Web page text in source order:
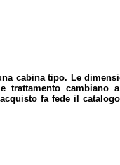
cabina tipo. Le
trattamento cambiano
fa fede il